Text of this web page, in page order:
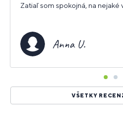
VŠETKY
Zatiaľ som spokojná, na nejaké
Anna U.